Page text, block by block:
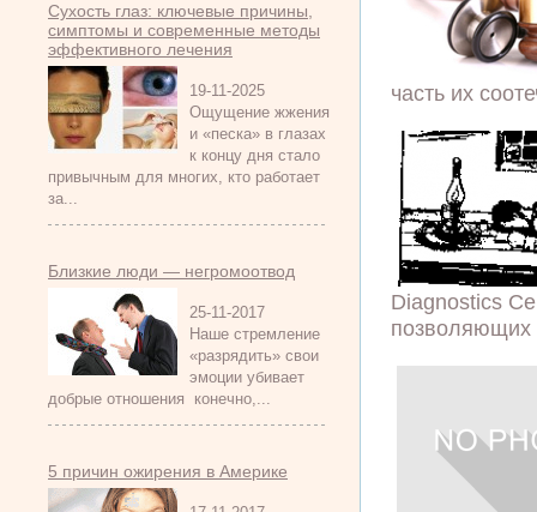
Сухость глаз: ключевые причины,
симптомы и современные методы
эффективного лечения
19-11-2025
Ощущение жжения
и «песка» в глазах
к концу дня стало
привычным для многих, кто работает
за...
Близкие люди — негромоотвод
25-11-2017
Наше стремление
«разрядить» свои
эмоции убивает
добрые отношения конечно,...
5 причин ожирения в Америке
часть их
Diagnostics
позволяющих